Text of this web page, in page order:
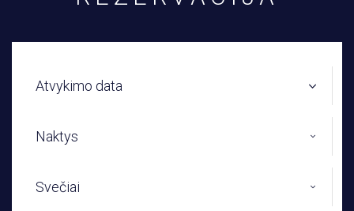
Atvykimo data
Naktys
Svečiai